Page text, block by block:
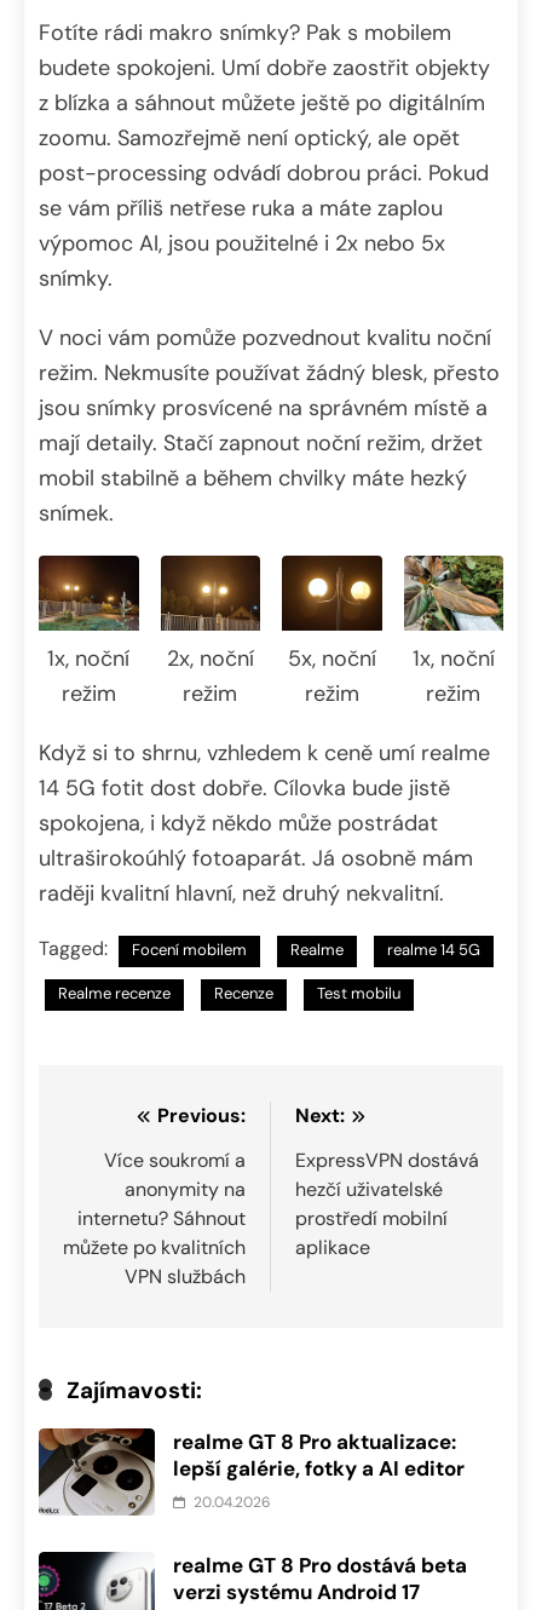
Fotíte rádi makro snímky? Pak s mobilem
budete spokojeni. Umí dobře zaostřit objekty
z blízka a sáhnout můžete ještě po digitálním
zoomu. Samozřejmě není optický, ale opět
post-processing odvádí dobrou práci. Pokud
se vám příliš netřese ruka a máte zaplou
výpomoc AI, jsou použitelné i 2x nebo 5x
snímky.
V noci vám pomůže pozvednout kvalitu noční
režim. Nekmusíte používat žádný blesk, přesto
jsou snímky prosvícené na správném místě a
mají detaily. Stačí zapnout noční režim, držet
mobil stabilně a během chvilky máte hezký
snímek.
1x, noční
režim
2x, noční
režim
5x, noční
režim
1x, noční
režim
Když si to shrnu, vzhledem k ceně umí realme
14 5G fotit dost dobře. Cílovka bude jistě
spokojena, i když někdo může postrádat
ultraširokoúhlý fotoaparát. Já osobně mám
raději kvalitní hlavní, než druhý nekvalitní.
Tagged: Focení mobilem Realme realme 14 5G
Realme recenze Recenze Test mobilu
Navigace
pro
příspěvek
Previous:
Více soukromí a
anonymity na
internetu? Sáhnout
můžete po kvalitních
VPN službách
Next:
ExpressVPN dostává
hezčí uživatelské
prostředí mobilní
aplikace
Zajímavosti:
realme GT 8 Pro aktualizace:
lepší galérie, fotky a AI editor
20.04.2026
realme GT 8 Pro dostává beta
verzi systému Android 17